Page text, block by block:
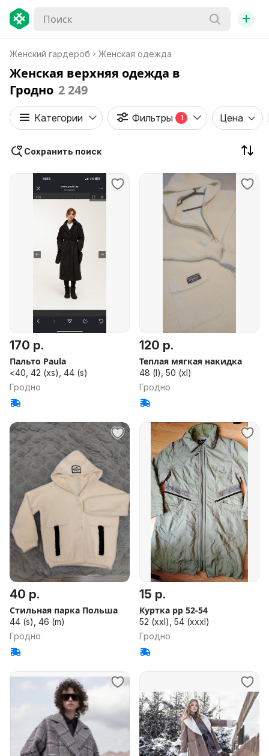
+
Женский гардероб Женская одежда
Женская верхняя одежда в
Гродно 2 249
Категории Фильтры 1 Цена
Сохранить поиск
170 р.
Пальто Paula
<40, 42 (xs), 44 (s)
Гродно
120 р.
Теплая мягкая накидка
48 (l), 50 (xl)
Гродно
40 р.
Стильная парка Польша
44 (s), 46 (m)
Гродно
15 р.
Куртка рр 52-54
52 (xxl), 54 (xxxl)
Гродно